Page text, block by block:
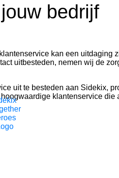
bedrijf
kan een
uitbesteden, nemen wij de
uit te besteden aan Sidekix,
klantenservice